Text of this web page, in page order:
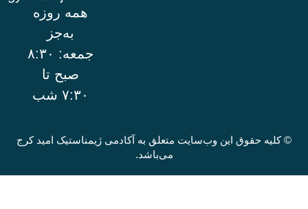
جمعه: ۸:۳۰
این وب‌سایت متعلق به آکادمی ژیمناستیک امید کرج